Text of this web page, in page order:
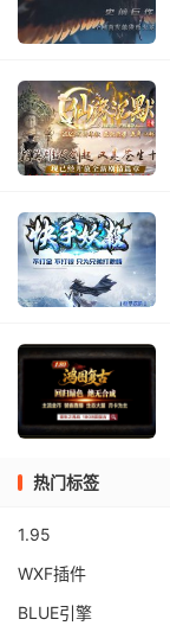
热门标签
1.95
WXF插件
BLUE引擎